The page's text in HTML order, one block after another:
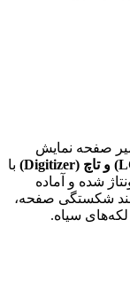
صفحه نمایش
با
شده و آماده
شکستگی صفحه،
لکه‌های سیاه.